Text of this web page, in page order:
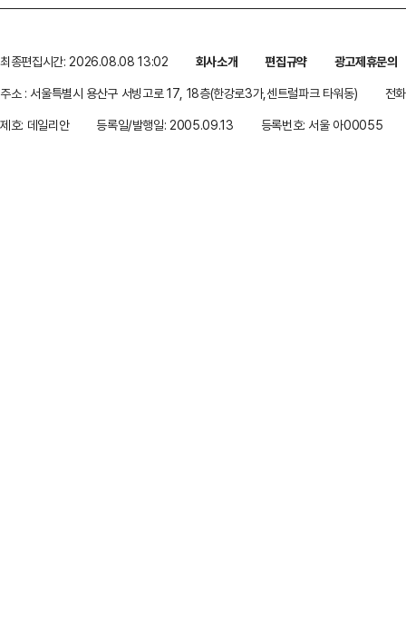
최종편집시간: 2026.08.08 13:02 회사소개 편집규약
광고제휴문의
주소 : 서울특별시 용산구 서빙고로 17, 18층(한강로3가,센트럴파크 타워동)
전
제호: 데일리안
등록일/발행일: 2005.09.13 등록번호: 서울 아00055